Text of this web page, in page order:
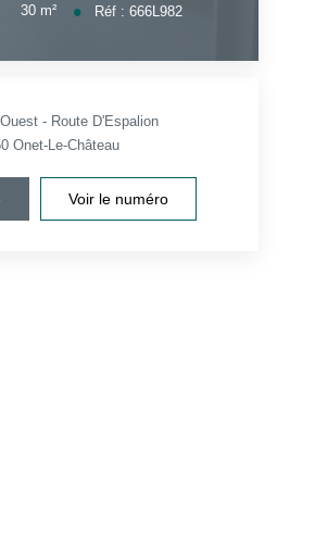
30 m² Réf :666L982
- Route D'Espalion
Onet-Le-Château
Voir le numéro